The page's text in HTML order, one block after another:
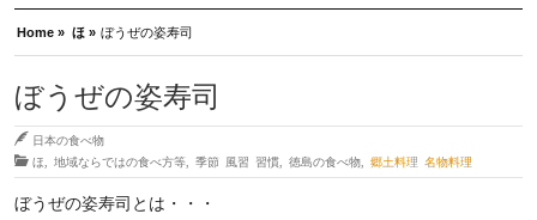
Home » ほ » ぼうぜの姿寿司
ぼうぜの姿寿司
日本の食べ物
ほ
地域ならではの食べ方等 季節 風習 習慣 徳島の食べ物 郷土料理 名物料理
ぼうぜの姿寿司とは・・・